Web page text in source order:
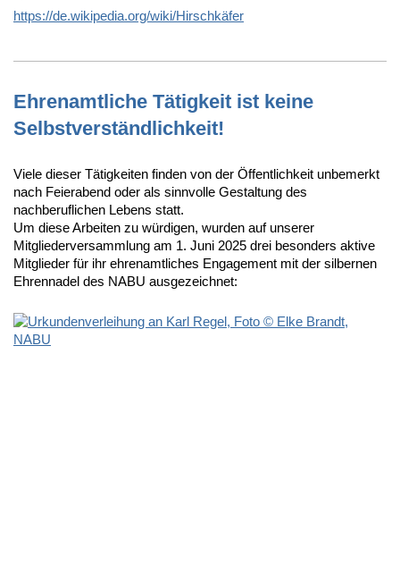
https://de.wikipedia.org/wiki/Hirschkäfer
Ehrenamtliche Tätigkeit ist keine
Selbstverständlichkeit!
Viele dieser Tätigkeiten finden von der Öffentlichkeit unbemerkt
nach Feierabend oder als sinnvolle Gestaltung des
nachberuflichen Lebens statt.
Um diese Arbeiten zu würdigen, wurden auf unserer
Mitgliederversammlung am 1. Juni 2025 drei besonders aktive
Mitglieder für ihr ehrenamtliches Engagement mit der silbernen
Ehrennadel des NABU ausgezeichnet: